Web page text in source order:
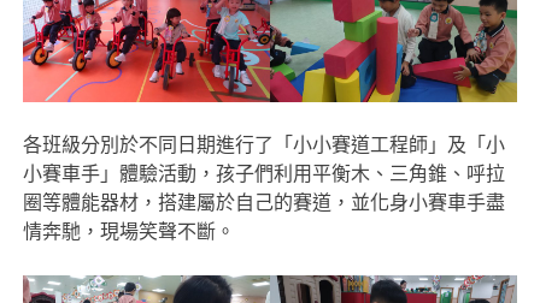
各班級分別於不同日期進行了「小小賽道工程師」及「小
小賽車手」體驗活動，孩子們利用平衡木、三角錐、呼拉
圈等體能器材，搭建屬於自己的賽道，並化身小賽車手盡
情奔馳，現場笑聲不斷。